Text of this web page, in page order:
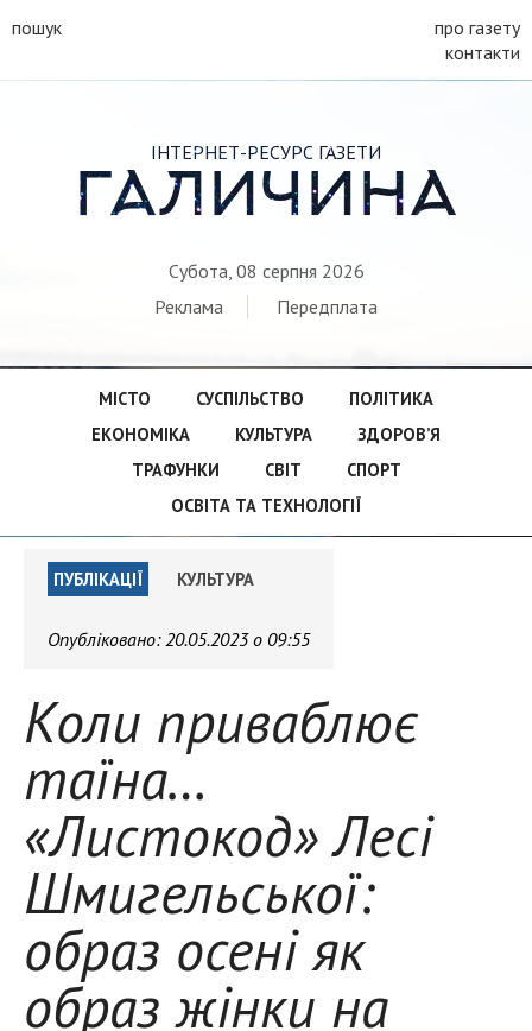
пошук
про газету
контакти
ІНТЕРНЕТ-РЕСУРС ГАЗЕТИ
ГАЛИЧИНА
Субота, 08 серпня 2026
Реклама
Передплата
МІСТО СУСПІЛЬСТВО
ПОЛІТИКА
ЕКОНОМІКА
КУЛЬТУРА
ЗДОРОВ’Я
ТРАФУНКИ
СВІТ
СПОРТ
ОСВІТА ТА ТЕХНОЛОГІЇ
ПУБЛІКАЦІЇ КУЛЬТУРА
Опубліковано:20.05.2023 о 09:55
Коли приваблює
таїна…
«Листокод» Лесі
Шмигельської:
образ осені як
образ жінки на